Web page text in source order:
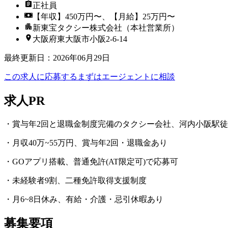
正社員
【年収】450万円〜、【月給】25万円〜
新東宝タクシー株式会社（本社営業所）
大阪府東大阪市小阪2-6-14
最終更新日 ： 2026年06月29日
この求人に応募する まずはエージェントに相談
求人PR
・賞与年2回と退職金制度完備のタクシー会社、河内小阪駅
・月収40万~55万円、賞与年2回・退職金あり
・GOアプリ搭載、普通免許(AT限定可)で応募可
・未経験者9割、二種免許取得支援制度
・月6~8日休み、有給・介護・忌引休暇あり
募集要項